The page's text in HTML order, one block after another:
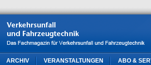
ARCHIV VERANSTALTUNGEN ABO &